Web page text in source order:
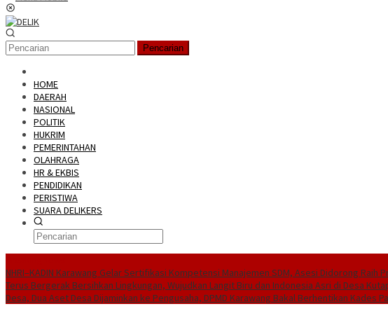
Pencarian
HOME
DAERAH
NASIONAL
POLITIK
HUKRIM
PEMERINTAHAN
OLAHRAGA
HR & EKBIS
PENDIDIKAN
PERISTIWA
SUARA DELIKERS
NHRI–KADIN Karawang Gelar Sertifikasi Kompetensi Manajemen SDM, Asesi Didorong Raih
Terus Bergerak Bersihkan Lingkungan, Wujudkan Langit Biru dan Indonesia Asri di Desa
Desa, Dua Aset Desa Dijaminkan ke Pengusaha, DPMD Karawang Bakal Berhentikan Kades